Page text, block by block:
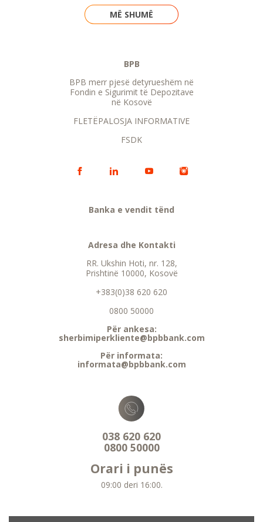
MË SHUMË
BPB
BPB merr pjesë detyrueshëm në
Fondin e Sigurimit të Depozitave
në Kosovë
FLETËPALOSJA INFORMATIVE
FSDK
Banka e vendit tënd
Adresa dhe Kontakti
RR. Ukshin Hoti, nr. 128,
Prishtinë 10000, Kosovë
+383(0)38 620 620
0800 50000
Për ankesa:
sherbimiperkliente@bpbbank.com
Për informata:
informata@bpbbank.com
038 620 620
0800 50000
Orari i punës
09:00 deri 16:00.